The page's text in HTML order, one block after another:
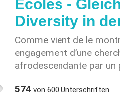
streng.
Jahren ein skandalöser
Bundesrats-Baustelle.
die Zeit.
Ecoles -
Diversity in
Comme vient de le
engagement d’une
afrodescendante par
l’impérialisme et du
574 von 600 Unterschriften